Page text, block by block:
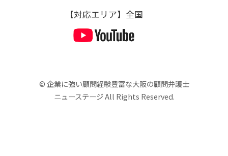
【対応エリア】全国
© 企業に強い顧問経験豊富な大阪の顧問弁護士
ニューステージ All Rights Reserved.